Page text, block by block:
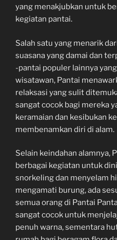
yang menakjubkan untuk
kegiatan pantai.
Salah satu yang menarik
suasana yang damai dan
-pantai populer lainnya
wisatawan, Pantai
relaksasi yang sulit
sangat cocok bagi mereka
keramaian dan kesibukan
membenamkan diri di alam.
Selain keindahan alamnya,
berbagai kegiatan untuk
snorkeling dan menyelam
mengamati burung, ada
semua orang di Pantai
sangat cocok untuk
penuh warna, sementara